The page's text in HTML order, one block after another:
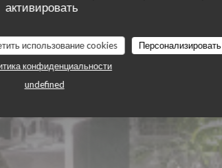
активировать
использование cookies
Персонализировать
конфиденциальности
undefined